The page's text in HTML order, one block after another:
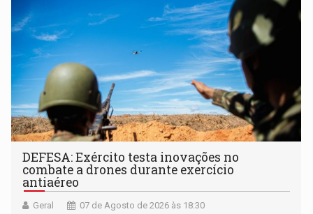
DEFESA: Exército testa inovações no
combate a drones durante exercício
antiaéreo
Geral 07 de Agosto de 2026 às 18:30